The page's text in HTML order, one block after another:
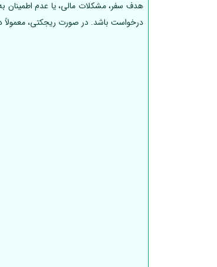
هدف سفر، مشکلات مالی، یا عدم اطمینان
درخواست باشد. در صورت ریجکتی، معمولاً